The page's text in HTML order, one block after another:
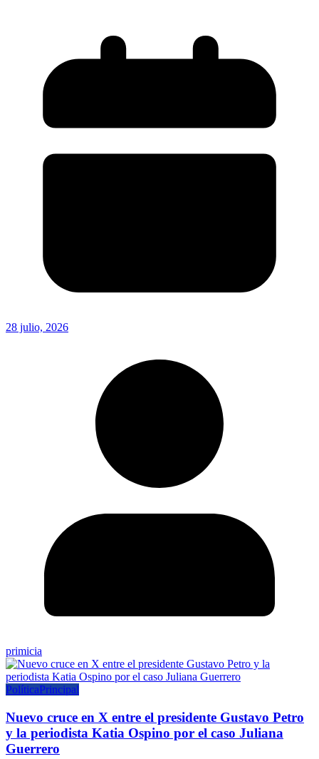
28 julio, 2026
primicia
PolíticaPrincipal
Nuevo cruce en X entre el presidente Gustavo Petro
y la periodista Katia Ospino por el caso Juliana
Guerrero